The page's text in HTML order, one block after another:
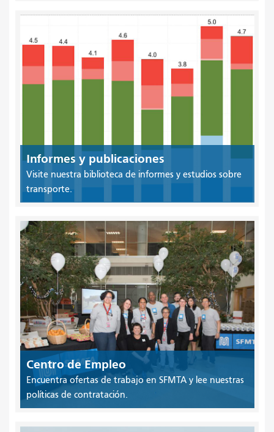
Informes y publicaciones
Visite nuestra biblioteca de informes y estudios sobre
transporte.
Centro de Empleo
Encuentra ofertas de trabajo en SFMTA y lee nuestras
políticas de contratación.